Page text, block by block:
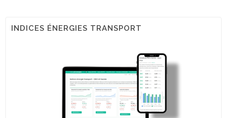
INDICES ÉNERGIES TRANSPORT